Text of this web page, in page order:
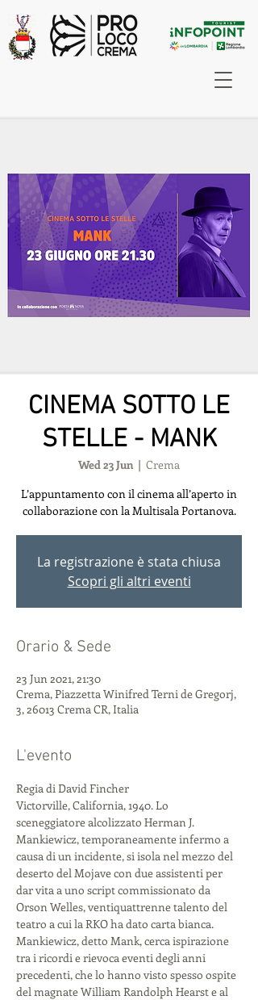
CINEMA SOTTO LE
STELLE - MANK
Wed 23 Jun
  |
Crema
L’appuntamento con il cinema all’aperto in
collaborazione con la Multisala Portanova.
La registrazione è stata chiusa
Scopri gli altri eventi
Orario & Sede
23 Jun 2021, 21:30
Crema, Piazzetta Winifred Terni de Gregorj,
3, 26013 Crema CR, Italia
L'evento
Regia di David Fincher
Victorville, California, 1940. Lo
sceneggiatore alcolizzato Herman J.
Mankiewicz, temporaneamente infermo a
causa di un incidente, si isola nel mezzo del
deserto del Mojave con due assistenti per
dar vita a uno script commissionato da
Orson Welles, ventiquattrenne talento del
teatro a cui la RKO ha dato carta bianca.
Mankiewicz, detto Mank, cerca ispirazione
tra i ricordi e rievoca eventi degli anni
precedenti, che lo hanno visto spesso ospite
del magnate William Randolph Hearst e al